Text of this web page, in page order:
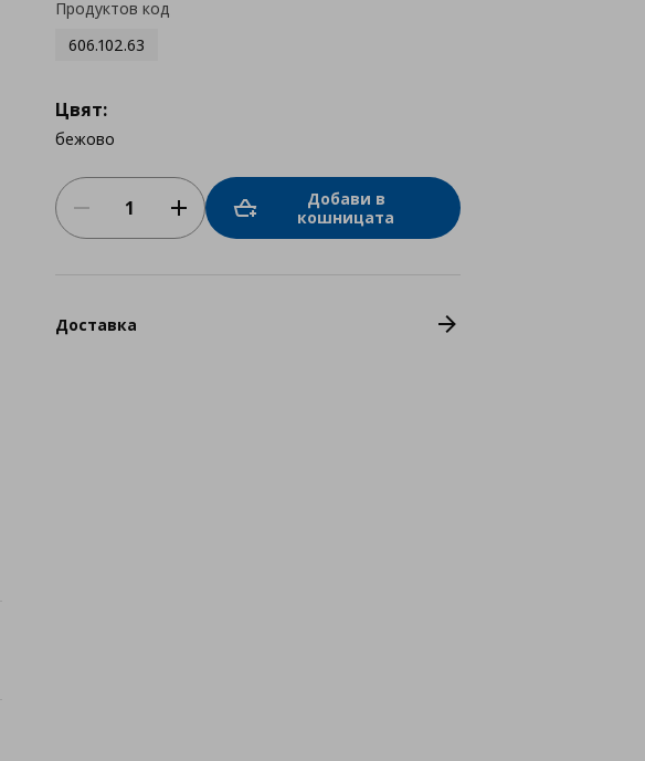
Продуктов код
606.102.63
Цвят:
бежово
Добави в
кошницата
Доставка